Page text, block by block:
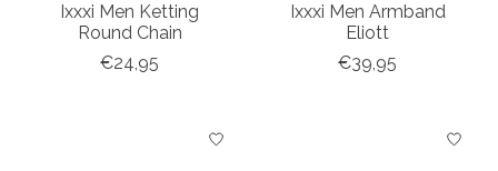
Ixxxi Men Ketting
Round Chain
€24,95
Ixxxi Men Armband
Eliott
€39,95